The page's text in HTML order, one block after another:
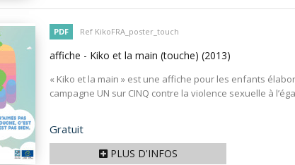
PDF Ref KikoFRA_poster_touch
affiche - Kiko et la main (touche) (2013)
« Kiko et la main » est une affiche pour les enfants
campagne UN sur CINQ contre la violence sexuelle à
Prix
Gratuit
PLUS D'INFOS